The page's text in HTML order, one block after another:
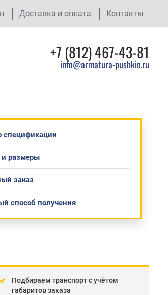
Доставка и оплата Контакты
+7 (812) 467-43-81
info@armatura-pushkin.ru
спецификации
и размеры
заказ
способ получения
Подбираем транспорт с учётом
габаритов заказа